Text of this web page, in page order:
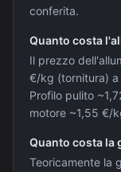
conferita.
Quanto costa
Il prezzo
€/kg (tornitura)
Profilo pulito
motore ~1,55 €/
Quanto costa la
Teoricamente la